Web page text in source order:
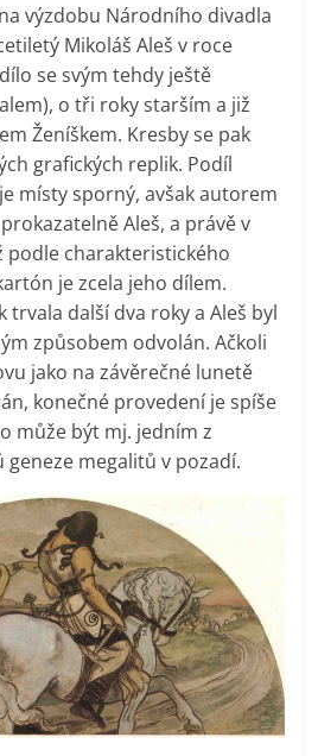
výzdobu Národního divadla
Mikoláš Aleš v roce
se svým tehdy ještě
o tři roky starším a již
Ženíškem. Kresby se pak
grafických replik. Podíl
místy sporný, avšak autorem
Aleš, a právě v
podle charakteristického
je zcela jeho dílem.
trvala další dva roky a Aleš byl
způsobem odvolán. Ačkoli
jako na závěrečné lunetě
konečné provedení je spíše
může být mj. jedním z
megalitů v pozadí.